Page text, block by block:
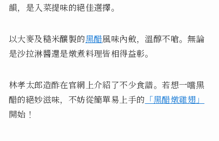
韻，是入菜提味的絕佳選擇。
以大麥及糙米釀製的黑醋風味內斂，溫醇不嗆。無論
是沙拉淋醬還是燉煮料理皆相得益彰。
林孝太郎造酢在官網上介紹了不少食譜。若想一嚐黑
醋的絕妙滋味，不妨從簡單易上手的 「黑醋燉雞翅」
開始！